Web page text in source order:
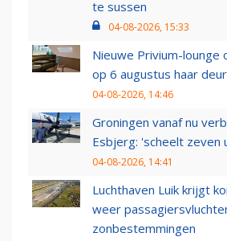
te sussen
04-08-2026, 15:33
Nieuwe Privium-lounge
op 6 augustus haar
04-08-2026, 14:46
Groningen vanaf nu
Esbjerg: 'scheelt zeven
04-08-2026, 14:41
Luchthaven Luik krijgt
weer
zonbestemmingen